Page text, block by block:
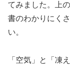
てみました。上
書のわかりにく
い。
「空気」と「凍